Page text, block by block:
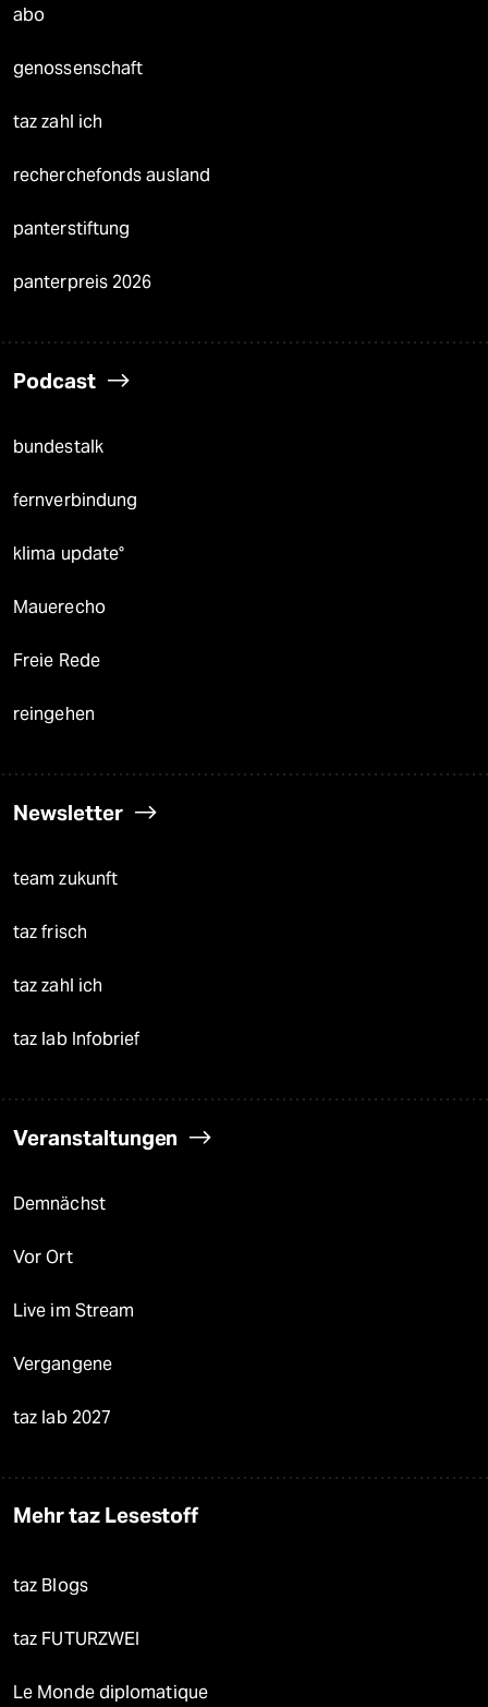
abo
genossenschaft
taz zahl ich
recherchefonds ausland
panterstiftung
panterpreis 2026
Podcast
bundestalk
fernverbindung
klima update°
Mauerecho
Freie Rede
reingehen
Newsletter
team zukunft
taz frisch
taz zahl ich
taz lab Infobrief
Veranstaltungen
Demnächst
Vor Ort
Live im Stream
Vergangene
taz lab 2027
Mehr taz Lesestoff
taz Blogs
taz FUTURZWEI
Le Monde diplomatique